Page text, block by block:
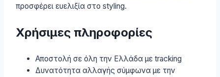
προσφέρει ευελιξία στο styling.
Χρήσιμες πληροφορίες
Αποστολή σε όλη την Ελλάδα με tracking
Δυνατότητα αλλαγής σύμφωνα με την